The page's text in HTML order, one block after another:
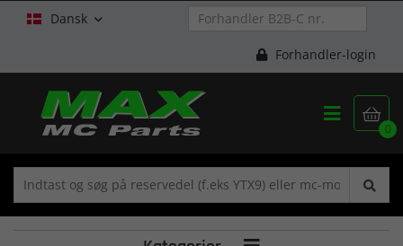
Dansk 
Forhandler-login

0
